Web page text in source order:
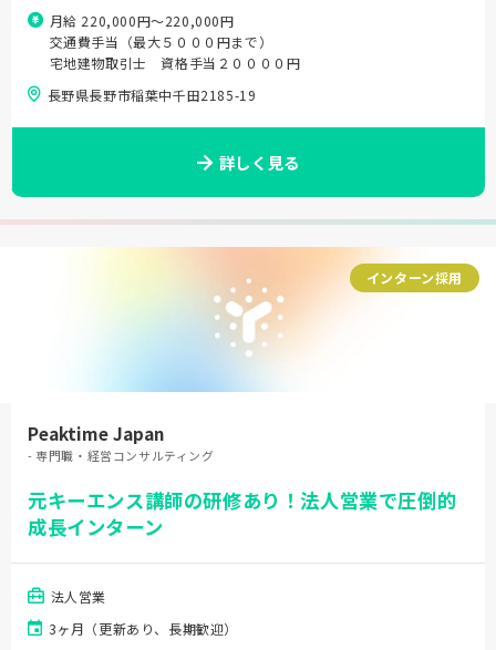
月給 220,000円〜220,000円
交通費手当（最大５０００円まで）
宅地建物取引士 資格手当２００００円
長野県長野市稲葉中千田2185-19
詳しく見る
インターン採用
Peaktime Japan
- 専門職・経営コンサルティング
元キーエンス講師の研修あり！法人営業で圧倒的
成長インターン
法人営業
3ヶ月（更新あり、長期歓迎）